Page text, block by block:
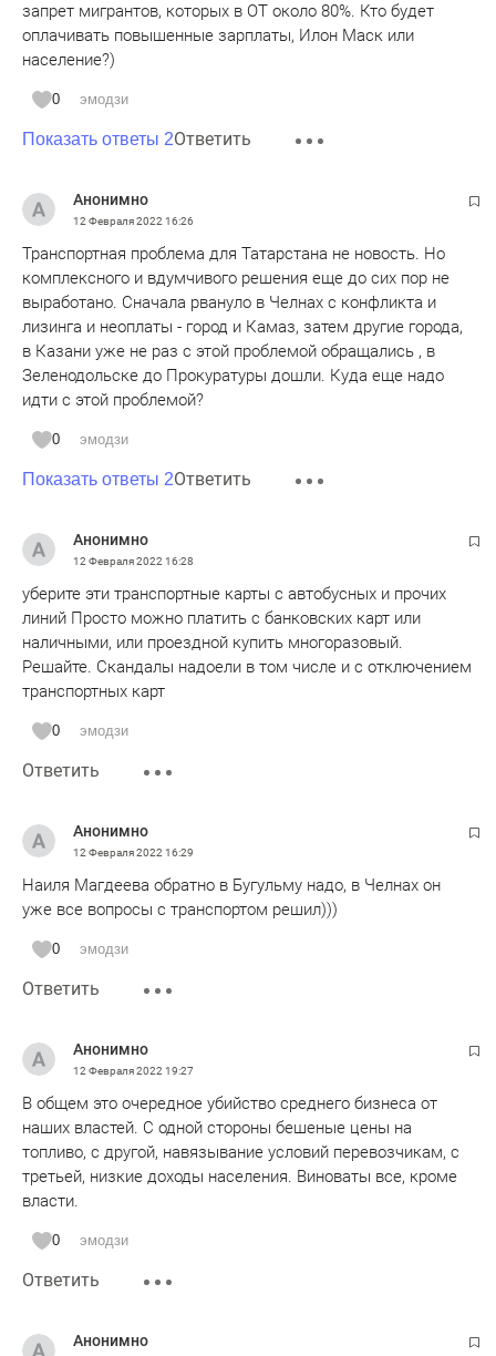
запрет мигрантов, которых в ОТ около 80%. Кто будет
оплачивать повышенные зарплаты, Илон Маск или
население?)
0 эмодзи
Показать ответы 2Ответить
Анонимно
12 Февраля 2022 16:26
Транспортная проблема для Татарстана не новость. Но
комплексного и вдумчивого решения еще до сих пор не
выработано. Сначала рвануло в Челнах с конфликта и
лизинга и неоплаты - город и Камаз, затем другие города,
в Казани уже не раз с этой проблемой обращались , в
Зеленодольске до Прокуратуры дошли. Куда еще надо
идти с этой проблемой?
0 эмодзи
Показать ответы 2Ответить
Анонимно
12 Февраля 2022 16:28
уберите эти транспортные карты с автобусных и прочих
линий Просто можно платить с банковских карт или
наличными, или проездной купить многоразовый.
Решайте. Скандалы надоели в том числе и с отключением
транспортных карт
0 эмодзи
Ответить
Анонимно
12 Февраля 2022 16:29
Наиля Магдеева обратно в Бугульму надо, в Челнах он
уже все вопросы с транспортом решил)))
0 эмодзи
Ответить
Анонимно
12 Февраля 2022 19:27
В общем это очередное убийство среднего бизнеса от
наших властей. С одной стороны бешеные цены на
топливо, с другой, навязывание условий перевозчикам, с
третьей, низкие доходы населения. Виноваты все, кроме
власти.
0 эмодзи
Ответить
Анонимно